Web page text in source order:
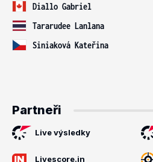
Diallo Gabriel
Tararudee Lanlana
Siniaková Kateřina
Partneři
Live výsledky
Livescore.in